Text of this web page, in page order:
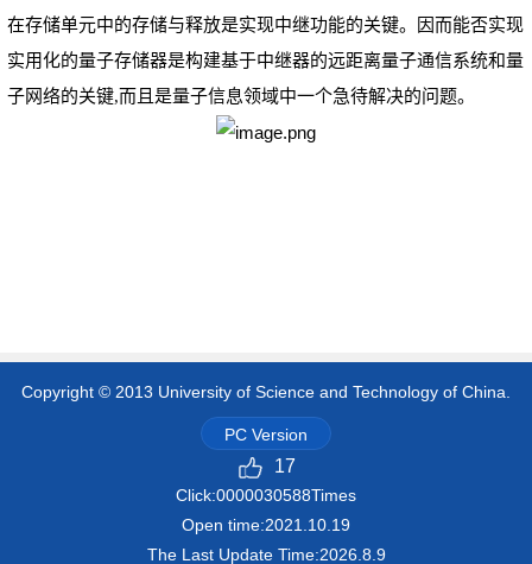
在存储单元中的存储与释放是实现中继功能的关键。因而能否实现
实用化的量子存储器是构建基于中继器的远距离量子通信系统和量
子网络的关键,而且是量子信息领域中一个急待解决的问题。
Copyright © 2013 University of Science and Technology of China.
PC Version
17
Click:0000030588Times
Open time:2021 10 19
The Last Update Time:2026. 8 9